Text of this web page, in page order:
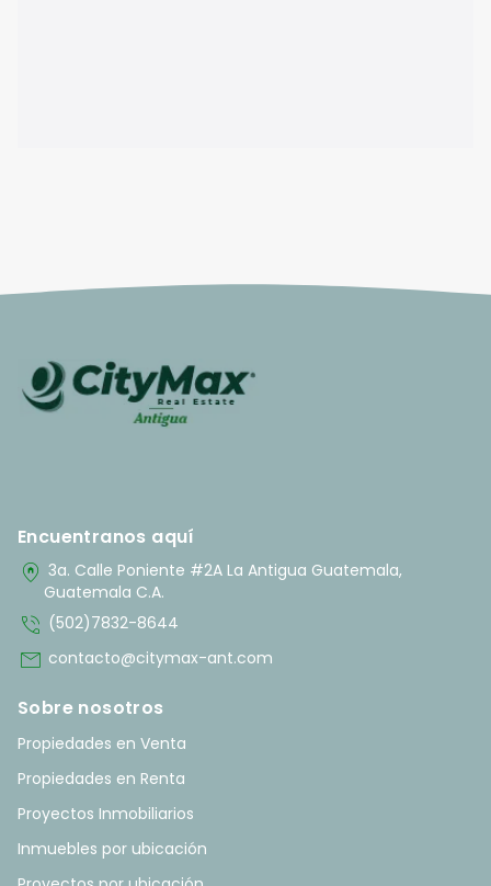
Encuentranos aquí
home_pin 3a. Calle Poniente #2A La Antigua Guatemala,
Guatemala C.A.
phone_in_talk (502)7832-8644
mail contacto@citymax-ant.com
Sobre nosotros
Propiedades en Venta
Propiedades en Renta
Proyectos Inmobiliarios
Inmuebles por ubicación